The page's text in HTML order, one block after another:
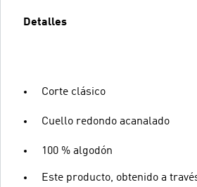
Detalles
Corte clásico
Cuello redondo acanalado
100 % algodón
Este producto, obtenido a